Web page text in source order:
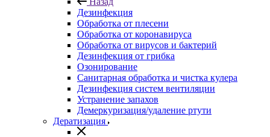
Дезинфекция
Обработка от плесени
Обработка от коронавируса
Обработка от вирусов и бактерий
Дезинфекция от грибка
Озонирование
Санитарная обработка и чистка кулера
Дезинфекция систем вентиляции
Устранение запахов
Демеркуризация/удаление ртути
Дератизация